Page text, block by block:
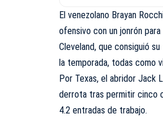
El venezolano Brayan
ofensivo con un jonrón
Cleveland, que consiguió
la temporada, todas como
Por Texas, el abridor Jack
derrota tras permitir cinco
4.2 entradas de trabajo.